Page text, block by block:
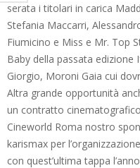
serata i titolari in carica
Stefania Maccarri,
Fiumicino e Miss e Mr. Top
Baby della passata edizione
Giorgio, Moroni Gaia cui
Altra grande opportunità
un contratto
Cineworld Roma nostro
karismax per
con quest’ultima tappa